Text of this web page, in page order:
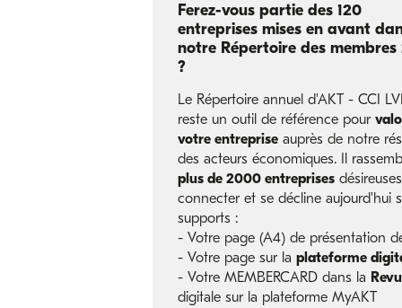
Ferez-vous partie des 120
entreprises mises en avant
notre Répertoire des membres
?
Le Répertoire annuel d'AKT - CCI
reste un outil de référence pour
votre entrepriseauprès de notre
des acteurs économiques. Il
plus de 2000 entreprises
connecter et se décline aujourd'hui
supports :
- Votre page (A4) de présentation
- Votre page sur la plateforme
- Votre MEMBERCARD dans la
digitale sur la plateforme MyAKT